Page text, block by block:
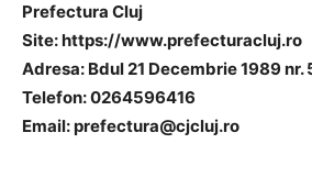
Prefectura Cluj
Site: https://www.prefecturacluj.ro
Adresa: Bdul 21 Decembrie 1989
Telefon: 0264596416
Email:prefectura@cjcluj.ro